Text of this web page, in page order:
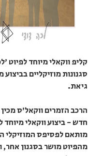
קליפ ווקאלי מיוחד לפיוט
סגנונות מוזיקליים בביצוע
גיאת.
הרכב הזמרים ווקאל'ס
חדש - ביצוע ווקאלי מיוחד
מותאם לפסיפס המוזיקלי
מהפיוט מושר בסגנון אחר,